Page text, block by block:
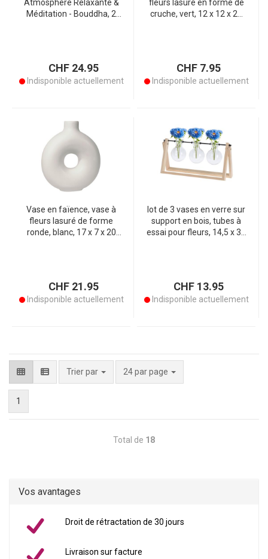
Atmosphère Relaxante &
Méditation - Bouddha, 2
CHF 24.95
Indisponible actuellement
fleurs lasuré en forme de
cruche, vert, 12 x 12 x 21
CHF 7.95
Indisponible actuellement
Vase en faïence, vase à
fleurs lasuré de forme
ronde, blanc, 17 x 7 x 20
CHF 21.95
Indisponible actuellement
lot de 3 vases en verre sur
support en bois, tubes à
essai pour fleurs, 14,5 x 30
CHF 13.95
Indisponible actuellement
Trier par 24 par page
1
Total de 18
Vos avantages
Droit de rétractation de 30 jours
Livraison sur facture